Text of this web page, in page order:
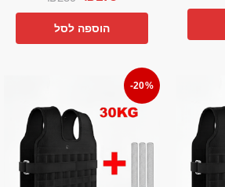
הוספה לסל
-20%